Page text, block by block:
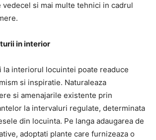
vedecel si mai multe tehnici in cadrul
in interior
la interiorul locuintei poate readuce
si inspiratie. Naturaleaza
si amenajarile existente prin
la intervaluri regulate, determinata
din locuinta. Pe langa adaugarea de
adoptati plante care furnizeaza o